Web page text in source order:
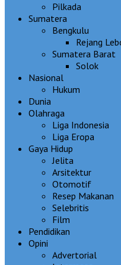
Pilkada
Sumatera
Bengkulu
Rejang
Sumatera Barat
Solok
Nasional
Hukum
Dunia
Olahraga
Liga Indonesia
Liga Eropa
Gaya Hidup
Jelita
Arsitektur
Otomotif
Resep Makanan
Selebritis
Film
Pendidikan
Opini
Advertorial